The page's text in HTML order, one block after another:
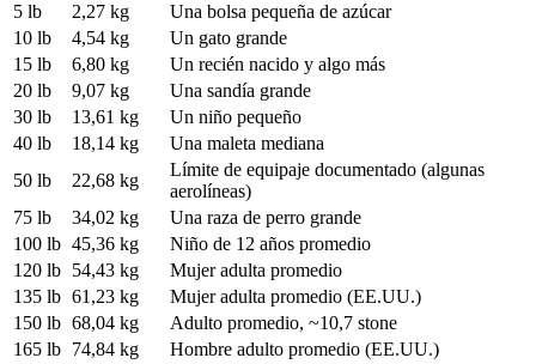
5 lb
2,27 kg
Una bolsa pequeña de azúcar
10 lb
4,54 kg
Un gato grande
15 lb
6,80 kg
Un recién nacido y algo más
20 lb
9,07 kg
Una sandía grande
30 lb
13,61 kg
Un niño pequeño
40 lb
18,14 kg
Una maleta mediana
50 lb
22,68 kg
Límite de equipaje documentado (algunas
aerolíneas)
75 lb
34,02 kg
Una raza de perro grande
100 lb 45,36 kg
Niño de 12 años promedio
120 lb 54,43 kg
Mujer adulta promedio
135 lb 61,23 kg
Mujer adulta promedio (EE.UU.)
150 lb 68,04 kg
Adulto promedio, ~10,7 stone
165 lb 74,84 kg
Hombre adulto promedio (EE.UU.)